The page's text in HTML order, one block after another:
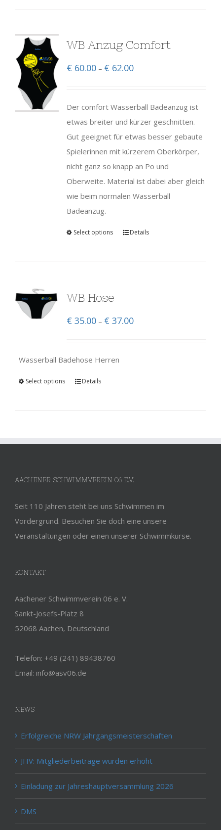
WB Anzug Comfort
€ 60.00– € 62.00
Der comfort Wasserball Badeanzug ist
etwas breiter und kürzer geschnitten.
Gut geeignet für etwas besser gebaute
Spielerinnen mit kürzerem Oberkörper,
nicht ganz so knapp an Po und
Oberweite. Material ist dabei aber gleich
wie beim normalen Wasserball
Badeanzug.
Select options Details
WB Hose
€ 35.00– € 37.00
Wasserball Badehose Herren
Select options Details
AACHENER SCHWIMMVEREIN 06 E.V.
Seit 110 Jahren steht bei uns Schwimmen im
Vordergrund. Besuchen Sie doch eine unsere
Veranstaltungen oder einen unserer Schwimmkurse.
KONTAKT
Aachener Schwimmverein 06 e. V.
Sankt-Josefs-Platz 8
52068 Aachen, Deutschland
Telefon: +49 (241) 89438760
Email: info@asv06.de
NEWS
Erfolgreiche NRW Jahrgangsmeisterschaften
JHV: Mitgliederbeiträge wurden erhöht
Einladung zur Jahreshauptversammlung 2026
DMS